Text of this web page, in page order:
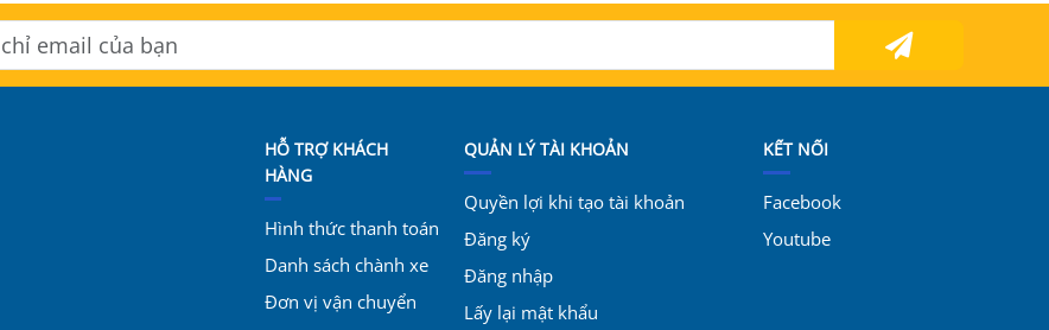
HỖ TRỢ KHÁCH
HÀNG
Hình thức thanh toán
Danh sách chành xe
Đơn vị vận chuyển
QUẢN LÝ TÀI KHOẢN
Quyền lợi khi tạo tài khoản
Đăng ký
Đăng nhập
Lấy lại mật khẩu
KẾT NỐI
Facebook
Youtube